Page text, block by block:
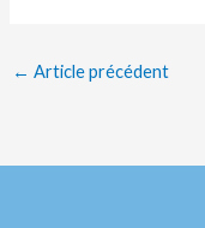
← Article précédent